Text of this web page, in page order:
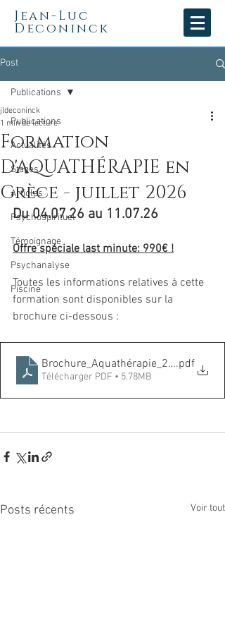
Jean-Luc
Deconinck
Post
Publications
Actualités
Stages
Articles
Psychospirituel
Témoignage
Psychanalyse
Piscine
Publications
Formation
D'AQUATHÉRAPIE en
Grèce - juillet 2026
jldeconinck
1 min de lecture
Du 04.07.26 au 11.07.26
Offre spéciale last minute: 990€ !
Toutes les informations relatives à cette
formation sont disponibles sur la
brochure ci-dessous :
.pdf
Télécharger PDF • 5.78MB
Posts récents Voir tout